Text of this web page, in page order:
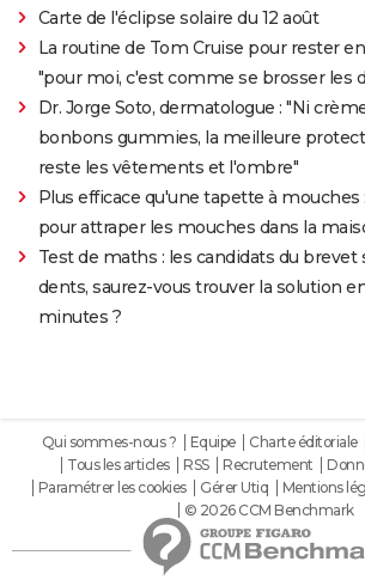
Carte de l'éclipse solaire du 12 août
La routine de Tom Cruise pour rester
"pour moi, c'est comme se brosser les
Dr. Jorge Soto, dermatologue : "Ni
bonbons gummies, la meilleure
reste les vêtements et l'ombre"
Plus efficace qu'une tapette à mouches
pour attraper les mouches dans la
Test de maths : les candidats du brevet
dents, saurez-vous trouver la solution
minutes ?
Qui sommes-nous ? Equipe Charte éditoriale
Tous les articles
RSS Recrutement
Paramétrer les cookies
Gérer Utiq Mentions
© 2026 CCM Benchmark